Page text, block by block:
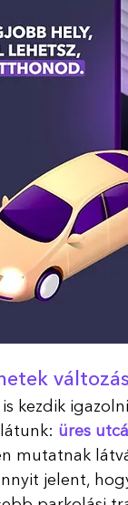
kezdik
üres
mutatnak
jelent,